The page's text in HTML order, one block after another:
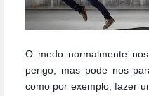
O medo normalmente
perigo, mas pode nos
como por exemplo, fazer